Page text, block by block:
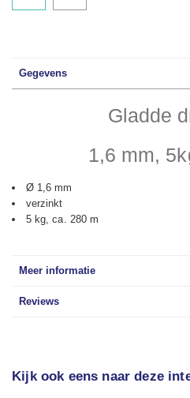
Gegevens
Gladde
1,6 mm,
Ø 1,6 mm
verzinkt
5 kg, ca. 280 m
Meer informatie
Reviews
Kijk ook eens naar deze